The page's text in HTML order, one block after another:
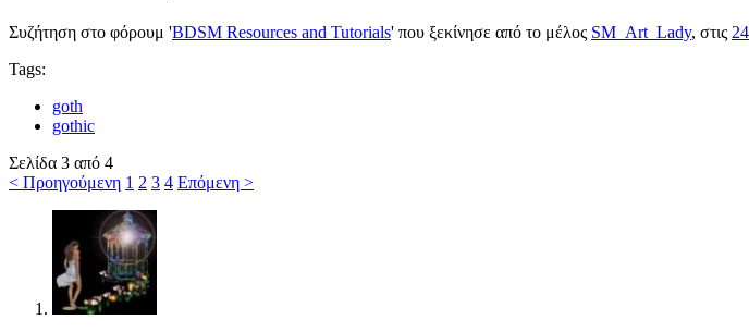
Συζήτηση στο φόρουμ 'BDSM Resources and Tutorials' που ξεκίνησε από το μέλος SM_Art_Lady, στις
Tags:
goth
gothic
Σελίδα 3 από 4
< Προηγούμενη 1 2 3 4 Επόμενη >